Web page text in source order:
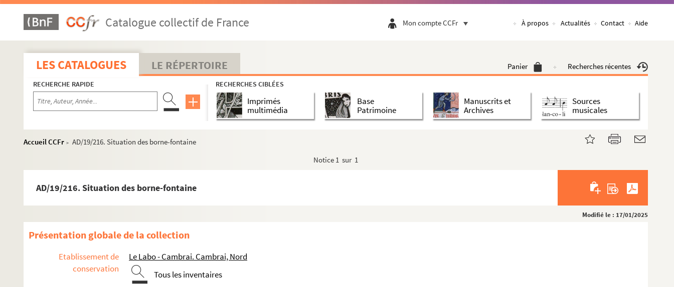
Catalogue collectif de France Mon compte CCFr À propos Actualités Contact Aide
LES CATALOGUES LE RÉPERTOIRE Panier Recherches récentes
RECHERCHE RAPIDE RECHERCHES CIBLÉES
Imprimés
multimédia
Base
Patrimoine
Manuscrits et
Archives
Sources
musicales
Accueil CCFr > AD/19/216. Situation des borne-fontaine
Notice 1 sur 1
AD/19/216. Situation des borne-fontaine
Modifié le : 17/01/2025
Présentation globale de la collection
Etablissement de
conservation
Le Labo - Cambrai. Cambrai, Nord
Tous les inventaires
Travaux de voirie
Bâtiments communaux
Édifices religieux
Travaux de salubrité publique
Boîte 17
Boîte 18